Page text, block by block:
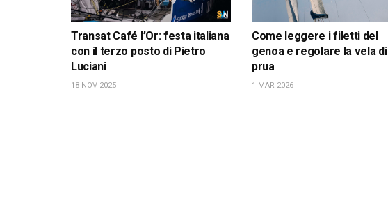
Transat Café l’Or: festa italiana
con il terzo posto di Pietro
Luciani
18 NOV 2025
Come leggere i filetti del
genoa e regolare la vela di
prua
1 MAR 2026